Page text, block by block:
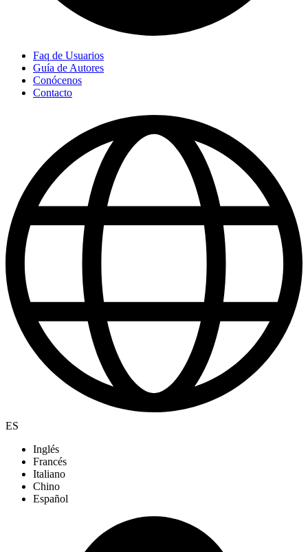
Faq de Usuarios
Guía de Autores
Conócenos
Contacto
ES
Inglés
Francés
Italiano
Chino
Español